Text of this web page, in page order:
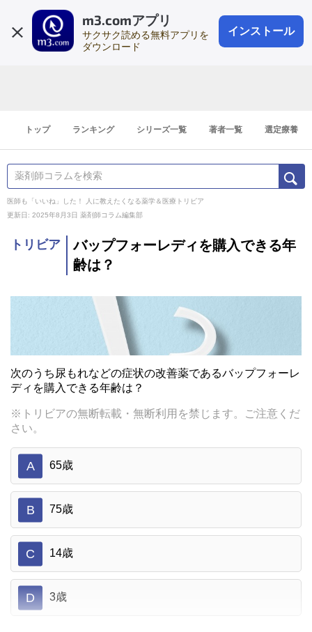
m3.comアプリ
サクサク読める無料アプリを
ダウンロード
インストール
会員登録
登録1分
トップ ランキング シリーズ一覧 著者一覧 選定療養
医師も「いいね」した！ 人に教えたくなる薬学＆医療トリビア
更新日: 2025年8月3日 薬剤師コラム編集部
トリビア
バップフォーレディを購入できる年
齢は？
次のうち尿もれなどの症状の改善薬であるバップフォーレ
ディを購入できる年齢は？
※トリビアの無断転載・無断利用を禁じます。ご注意くだ
さい。
A 65歳
B 75歳
C 14歳
D 3歳